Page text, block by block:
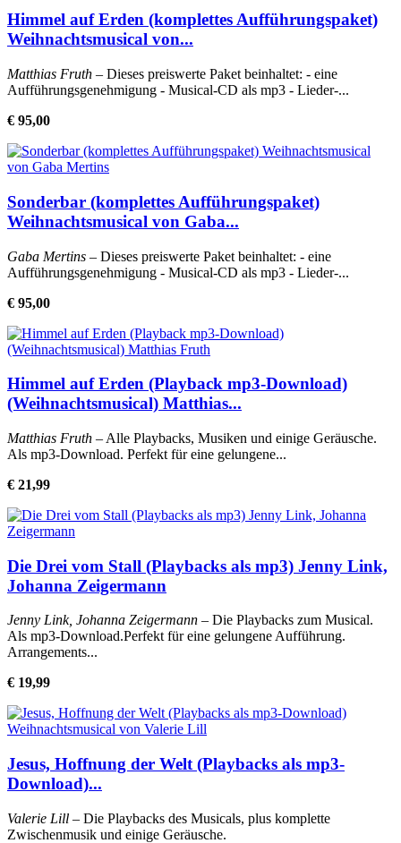
Himmel auf Erden (komplettes Aufführungspaket)
Weihnachtsmusical von...
Matthias Fruth – Dieses preiswerte Paket beinhaltet: - eine
Aufführungsgenehmigung - Musical-CD als mp3 - Lieder-...
€ 95,00
Sonderbar (komplettes Aufführungspaket)
Weihnachtsmusical von Gaba...
Gaba Mertins – Dieses preiswerte Paket beinhaltet: - eine
Aufführungsgenehmigung - Musical-CD als mp3 - Lieder-...
€ 95,00
Himmel auf Erden (Playback mp3-Download)
(Weihnachtsmusical) Matthias...
Matthias Fruth – Alle Playbacks, Musiken und einige Geräusche.
Als mp3-Download. Perfekt für eine gelungene...
€ 21,99
Die Drei vom Stall (Playbacks als mp3) Jenny Link,
Johanna Zeigermann
Jenny Link, Johanna Zeigermann – Die Playbacks zum Musical.
Als mp3-Download.Perfekt für eine gelungene Aufführung.
Arrangements...
€ 19,99
Jesus, Hoffnung der Welt (Playbacks als mp3-
Download)...
Valerie Lill – Die Playbacks des Musicals, plus komplette
Zwischenmusik und einige Geräusche.